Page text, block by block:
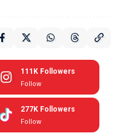
111K Followers
Follow
277K Followers
Follow